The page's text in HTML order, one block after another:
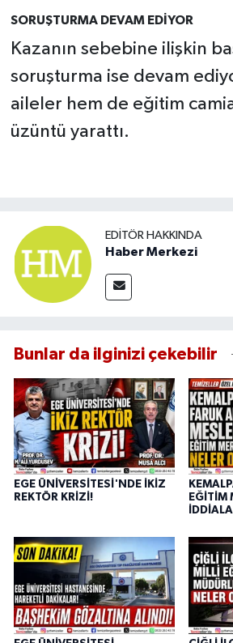
SORUŞTURMA DEVAM EDİYOR
Kazanın sebebine ilişkin
soruşturma ise devam
aileler hem de eğitim
üzüntü yarattı.
EDITÖR HAKKINDA
Haber Merkezi
Bunlar da ilginizi çekebilir
EGE ÜNİVERSİTESİ'NDE İKİZ
REKTÖR KRİZİ!
EĞİTİM